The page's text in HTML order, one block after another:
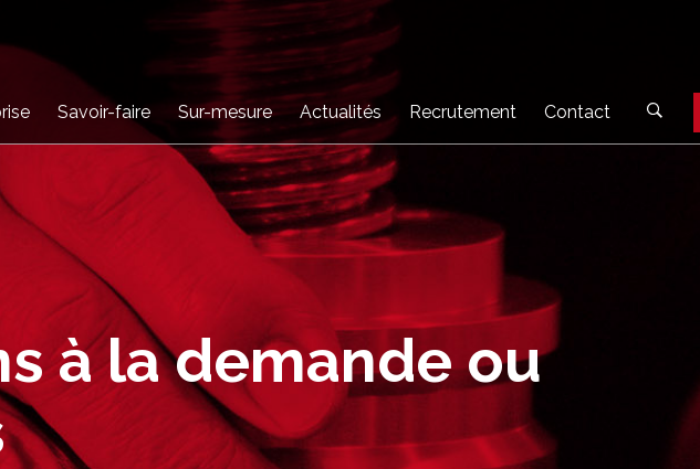
Savoir-faire Sur-mesure Actualités Recrutement Contact
à la demande ou